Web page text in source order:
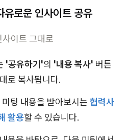
로운 인사이트 공유
이트 그대로
'공유하기'의 '내용 복사' 버튼
로 복사됩니다.
팅 내용을 받아보시는 협력사
활용할 수 있습니다.